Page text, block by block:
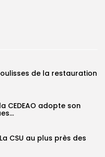
de la restauration
CEDEAO adopte son
CSU au plus près des